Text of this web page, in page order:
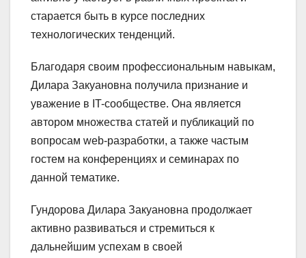
старается быть в курсе последних
технологических тенденций.
Благодаря своим профессиональным навыкам,
Дилара Закуановна получила признание и
уважение в IT-сообществе. Она является
автором множества статей и публикаций по
вопросам web-разработки, а также частым
гостем на конференциях и семинарах по
данной тематике.
Гундорова Дилара Закуановна продолжает
активно развиваться и стремиться к
дальнейшим успехам в своей